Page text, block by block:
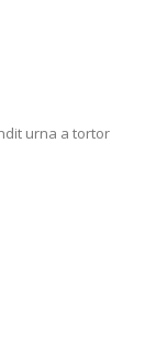
urna a tortor